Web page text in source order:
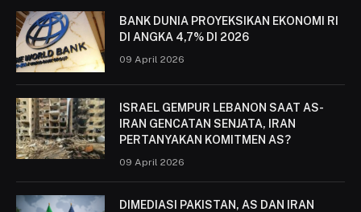
BANK DUNIA PROYEKSIKAN EKONOMI RI
DI ANGKA 4,7% DI 2026
09 April 2026
ISRAEL GEMPUR LEBANON SAAT AS-
IRAN GENCATAN SENJATA, IRAN
PERTANYAKAN KOMITMEN AS?
09 April 2026
DIMEDIASI PAKISTAN, AS DAN IRAN